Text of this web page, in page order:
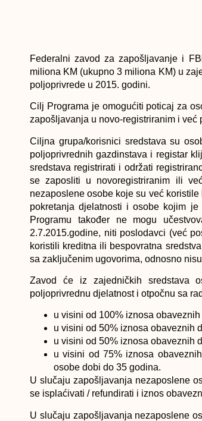
Federalni zavod za zapošljavanje i
miliona KM (ukupno 3 miliona KM) u
poljoprivrede u 2015. godini.
Cilj Programa je omogućiti poticaj za
zapošljavanja u novo-registriranim i
Ciljna grupa/korisnici sredstava su
poljoprivrednih gazdinstava i registar
sredstava registrirati i održati
se zaposliti u novoregistriranim ili
nezaposlene osobe koje su već
pokretanja djelatnosti i osobe kojim
Programu također ne mogu
2.7.2015.godine, niti poslodavci (već
koristili kreditna ili bespovratna
sa zaključenim ugovorima, odnosno
Zavod će iz zajedničkih sredstava
poljoprivrednu djelatnost i otpočnu sa
u visini od 100% iznosa
u visini od 50% iznosa obaveznih
u visini od 50% iznosa obaveznih
u visini od 75% iznosa
osobe dobi do 35 godina.
U slučaju zapošljavanja nezaposlene
se isplaćivati / refundirati i iznos
U slučaju zapošljavanja nezaposlene